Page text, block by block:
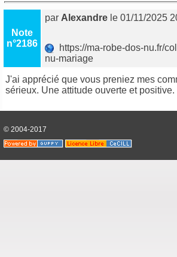
Note
n°2186
par Alexandre le 01/11/2025
https://ma-robe-dos-nu.fr/
nu-mariage
J'ai apprécié que vous preniez mes
sérieux. Une attitude ouverte et positive.
© 2004-2017